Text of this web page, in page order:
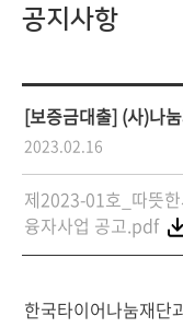
공지사항
[보증금대출] (사)나
2023.02.16
제2023-01호_따뜻
융자사업 공고.pdf
한국타이어나눔재단